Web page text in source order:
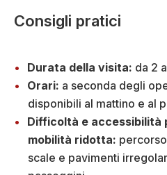
Consigli pratici
Durata della visita: da 2
Orari: a seconda degli
disponibili al mattino e al
Difficoltà e accessibilità
mobilità ridotta:
scale e pavimenti